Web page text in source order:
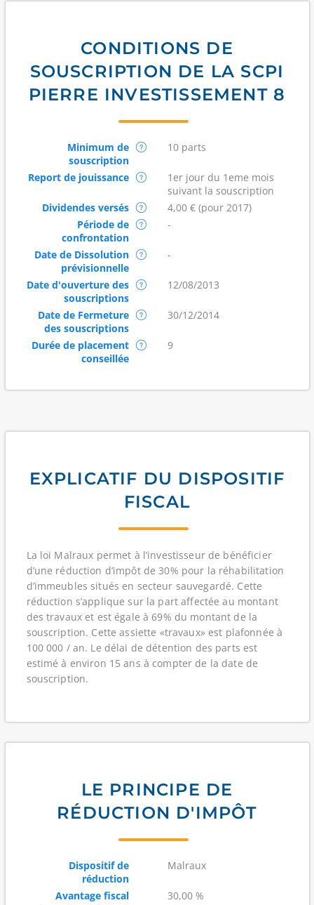
CONDITIONS DE
SOUSCRIPTION DE LA SCPI
PIERRE INVESTISSEMENT 8
Minimum de
souscription
10 parts
Report de jouissance
1er jour du 1eme mois
suivant la souscription
Dividendes versés
4,00 € (pour 2017)
Période de
confrontation
-
Date de Dissolution
prévisionnelle
-
Date d'ouverture des
souscriptions
12/08/2013
Date de Fermeture
des souscriptions
30/12/2014
Durée de placement
conseillée
9
EXPLICATIF DU DISPOSITIF
FISCAL
La loi Malraux permet à l’investisseur de bénéficier
d’une réduction d’impôt de 30% pour la réhabilitation
d’immeubles situés en secteur sauvegardé. Cette
réduction s’applique sur la part affectée au montant
des travaux et est égale à 69% du montant de la
souscription. Cette assiette «travaux» est plafonnée à
100 000 / an. Le délai de détention des parts est
estimé à environ 15 ans à compter de la date de
souscription.
LE PRINCIPE DE
RÉDUCTION D'IMPÔT
Dispositif de
réduction
Malraux
Avantage fiscal
30,00 %